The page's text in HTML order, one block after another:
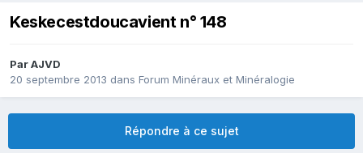
Keskecestdoucavient n° 148
ParAJVD
20 septembre 2013 dans Forum Minéraux et Minéralogie
Répondre à ce sujet